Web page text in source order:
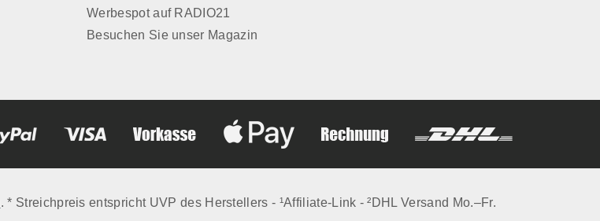
Werbespot auf RADIO21
Besuchen Sie unser Magazin
. * Streichpreis entspricht UVP des Herstellers - ¹Affiliate-Link - ²DHL Versand Mo.–Fr.